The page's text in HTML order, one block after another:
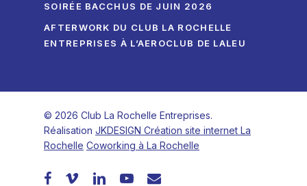
SOIRÉE BACCHUS DE JUIN 2026
AFTERWORK DU CLUB LA ROCHELLE
ENTREPRISES À L’AEROCLUB DE LALEU
© 2026 Club La Rochelle Entreprises.
Réalisation JKDESIGN Création site internet La
Rochelle Coworking à La Rochelle
facebook
vimeo linkedinyoutubeemail